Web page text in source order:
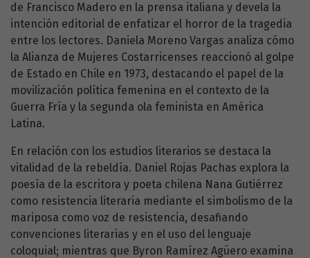
de Francisco Madero en la prensa italiana y devela la
intención editorial de enfatizar el horror de la tragedia
entre los lectores. Daniela Moreno Vargas analiza cómo
la Alianza de Mujeres Costarricenses reaccionó al golpe
de Estado en Chile en 1973, destacando el papel de la
movilización política femenina en el contexto de la
Guerra Fría y la segunda ola feminista en América
Latina.
En relación con los estudios literarios se destaca la
vitalidad de la rebeldía. Daniel Rojas Pachas explora la
poesía de la escritora y poeta chilena Nana Gutiérrez
como resistencia literaria mediante el simbolismo de la
mariposa como voz de resistencia, desafiando
convenciones literarias y en el uso del lenguaje
coloquial; mientras que Byron Ramírez Agüero examina